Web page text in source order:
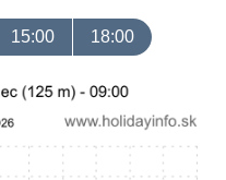
15:00 18:00